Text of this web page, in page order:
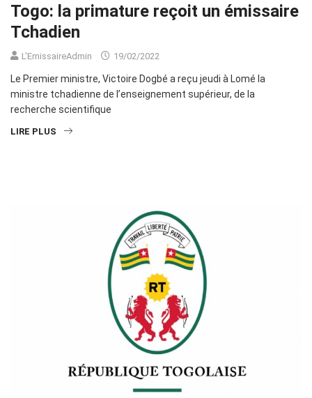
Togo: la primature reçoit un émissaire
Tchadien
L'EmissaireAdmin 19/02/2022
Le Premier ministre, Victoire Dogbé a reçu jeudi à Lomé la
ministre tchadienne de l’enseignement supérieur, de la
recherche scientifique
LIRE PLUS